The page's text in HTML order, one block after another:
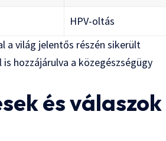
HPV-oltás
a világ jelentős részén sikerült
hozzájárulva a közegészségügy
és válaszok